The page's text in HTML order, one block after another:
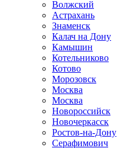
Волжский
Астрахань
Знаменск
Калач на Дону
Камышин
Котельниково
Котово
Морозовск
Москва
Москва
Новороссийск
Новочеркасск
Ростов-на-Дону
Серафимович